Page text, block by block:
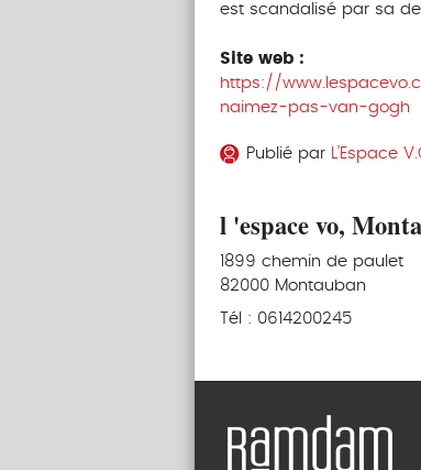
est scandalisé par sa
Site web :
https://
naimez-pas-van-gogh
Publié par L’Espace
l 'espace vo,
1899 chemin de paulet
82000 Montauban
Tél : 0614200245